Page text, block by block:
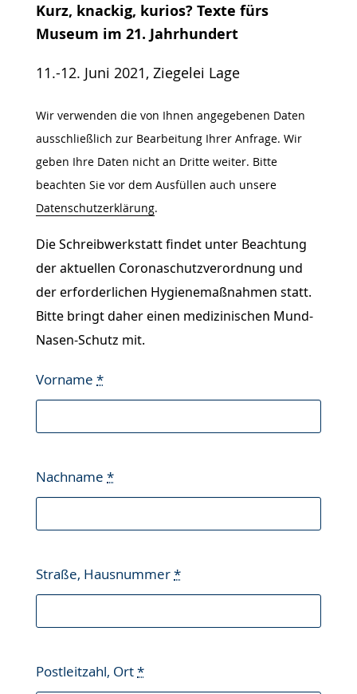
Kurz, knackig, kurios? Texte fürs
Museum im 21. Jahrhundert
11.-12. Juni 2021, Ziegelei Lage
Wir verwenden die von Ihnen angegebenen Daten
ausschließlich zur Bearbeitung Ihrer Anfrage. Wir
geben Ihre Daten nicht an Dritte weiter. Bitte
beachten Sie vor dem Ausfüllen auch unsere
Datenschutzerklärung.
Die Schreibwerkstatt findet unter Beachtung
der aktuellen Coronaschutzverordnung und
der erforderlichen Hygienemaßnahmen statt.
Bitte bringt daher einen medizinischen Mund-
Nasen-Schutz mit.
Vorname *
Nachname *
Straße, Hausnummer*
Postleitzahl, Ort*
wird
angezeigt.